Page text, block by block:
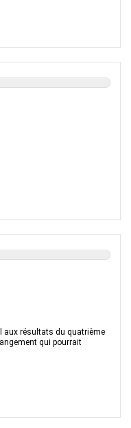
aux résultats du quatrième
qui pourrait